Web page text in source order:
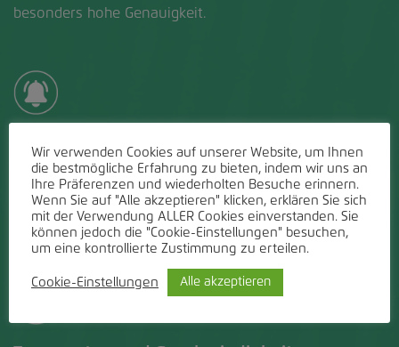
besonders hohe Genauigkeit.
24/7 Benachrichtigung
In Alarmsituationen erhalten Sie Push-
Benachrichtigungen oder einen Anruf, ganz nach Ihren
Vorlieben.
Wir verwenden Cookies auf unserer Website, um Ihnen
die bestmögliche Erfahrung zu bieten, indem wir uns an
Ihre Präferenzen und wiederholten Besuche erinnern.
Wenn Sie auf "Alle akzeptieren" klicken, erklären Sie sich
mit der Verwendung ALLER Cookies einverstanden. Sie
können jedoch die "Cookie-Einstellungen" besuchen,
um eine kontrollierte Zustimmung zu erteilen.
Cookie-Einstellungen Alle akzeptieren